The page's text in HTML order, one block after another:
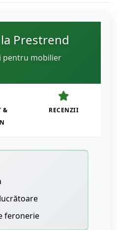
Prestrend
pentru mobilier
&
RECENZII
feronerie